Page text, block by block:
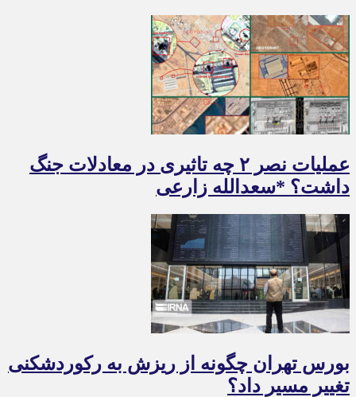
عملیات نصر ۲ چه تاثیری در معادلات جنگ
داشت؟ *سعدالله زارعی
بورس تهران چگونه از ریزش به رکوردشکنی
تغییر مسیر داد؟